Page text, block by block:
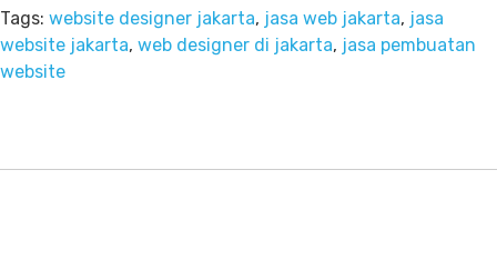
Tags: website designer jakarta, jasa web jakarta, jasa
website jakarta, web designer di jakarta, jasa pembuatan
website